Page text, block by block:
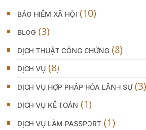
BẢO HIỂM XÃ HỘI (10)
BLOG (3)
DỊCH THUẬT CÔNG CHỨNG (8)
DỊCH VỤ (8)
DỊCH VỤ HỢP PHÁP HÓA LÃNH SỰ(3)
DỊCH VỤ KẾ TOÁN (1)
DỊCH VỤ LÀM PASSPORT (1)